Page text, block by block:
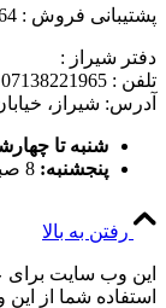
پشتیبانی فروش : 09120626064
دفتر شیراز :
تلفن : 07138221965
آدرس: شیراز، خیابان
شنبه تا
پنجشنبه: 8 صبح الی 4 بعدازظهر
رفتن به بالا
این وب سایت برای
استفاده شما از